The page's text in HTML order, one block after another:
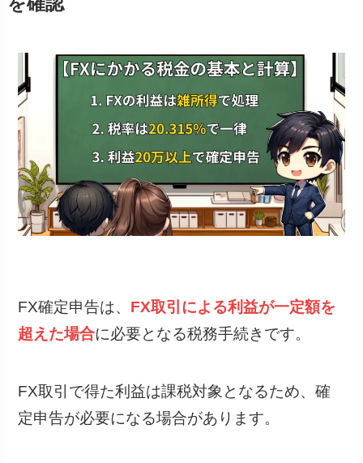
FX確定申告は、 FX取引による利益が一定額を
超えた場合に必要となる税務手続きです。
FX取引で得た利益は課税対象となるため、確
定申告が必要になる場合があります。